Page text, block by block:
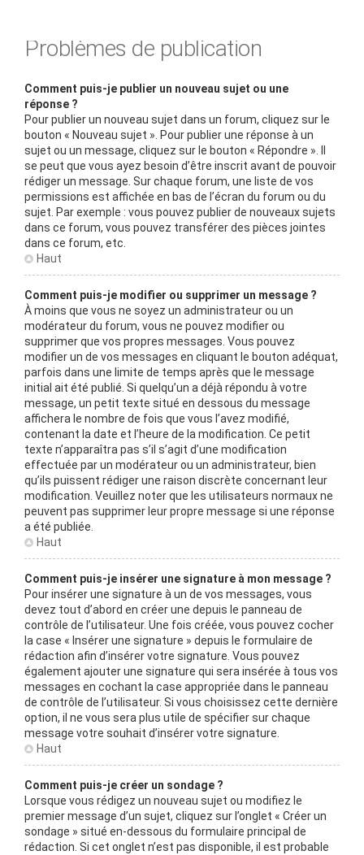
Problèmes de publication
Comment puis-je publier un nouveau sujet ou une
réponse ?
Pour publier un nouveau sujet dans un forum, cliquez sur le
bouton « Nouveau sujet ». Pour publier une réponse à un
sujet ou un message, cliquez sur le bouton « Répondre ». Il
se peut que vous ayez besoin d’être inscrit avant de pouvoir
rédiger un message. Sur chaque forum, une liste de vos
permissions est affichée en bas de l’écran du forum ou du
sujet. Par exemple : vous pouvez publier de nouveaux sujets
dans ce forum, vous pouvez transférer des pièces jointes
dans ce forum, etc.
Haut
Comment puis-je modifier ou supprimer un message ?
À moins que vous ne soyez un administrateur ou un
modérateur du forum, vous ne pouvez modifier ou
supprimer que vos propres messages. Vous pouvez
modifier un de vos messages en cliquant le bouton adéquat,
parfois dans une limite de temps après que le message
initial ait été publié. Si quelqu’un a déjà répondu à votre
message, un petit texte situé en dessous du message
affichera le nombre de fois que vous l’avez modifié,
contenant la date et l’heure de la modification. Ce petit
texte n’apparaîtra pas s’il s’agit d’une modification
effectuée par un modérateur ou un administrateur, bien
qu’ils puissent rédiger une raison discrète concernant leur
modification. Veuillez noter que les utilisateurs normaux ne
peuvent pas supprimer leur propre message si une réponse
a été publiée.
Haut
Comment puis-je insérer une signature à mon message ?
Pour insérer une signature à un de vos messages, vous
devez tout d’abord en créer une depuis le panneau de
contrôle de l’utilisateur. Une fois créée, vous pouvez cocher
la case « Insérer une signature » depuis le formulaire de
rédaction afin d’insérer votre signature. Vous pouvez
également ajouter une signature qui sera insérée à tous vos
messages en cochant la case appropriée dans le panneau
de contrôle de l’utilisateur. Si vous choisissez cette dernière
option, il ne vous sera plus utile de spécifier sur chaque
message votre souhait d’insérer votre signature.
Haut
Comment puis-je créer un sondage ?
Lorsque vous rédigez un nouveau sujet ou modifiez le
premier message d’un sujet, cliquez sur l’onglet « Créer un
sondage » situé en-dessous du formulaire principal de
rédaction. Si cet onglet n’est pas disponible, il est probable